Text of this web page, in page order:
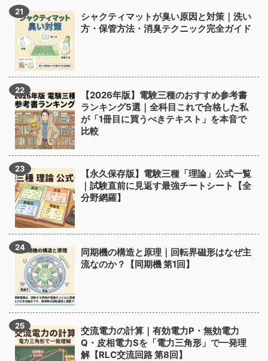
シャクティマットが臭い原因と対策｜洗い
方・保管方法・消臭テクニック完全ガイド
【2026年版】電験三種のおすすめ参考書
ランキング5選｜全科目これで合格した私
が「1冊目に買うべきテキスト」を本音で
比較
【永久保存版】電験三種「理論」公式一覧
｜試験直前に見返す最強チートシート【全
分野網羅】
同期機の構造と原理｜回転界磁形はなぜ主
流なのか？【同期機 第1回】
交流電力の計算｜有効電力P・無効電力
Q・皮相電力Sを「電力三角形」で一発理
解【RLC交流回路 第8回】